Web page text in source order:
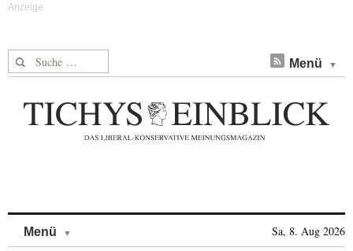
Suche nach: Menü
Menü Sa, 8. Aug 2026